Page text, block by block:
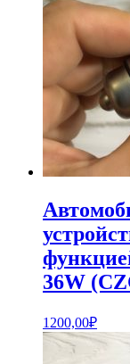
36W
1200,00₽